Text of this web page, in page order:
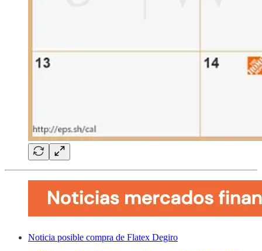
Noticia posible compra de Flatex Degiro